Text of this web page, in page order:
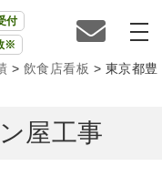
付
※
> 飲食店看板 > 東京都豊
屋工事